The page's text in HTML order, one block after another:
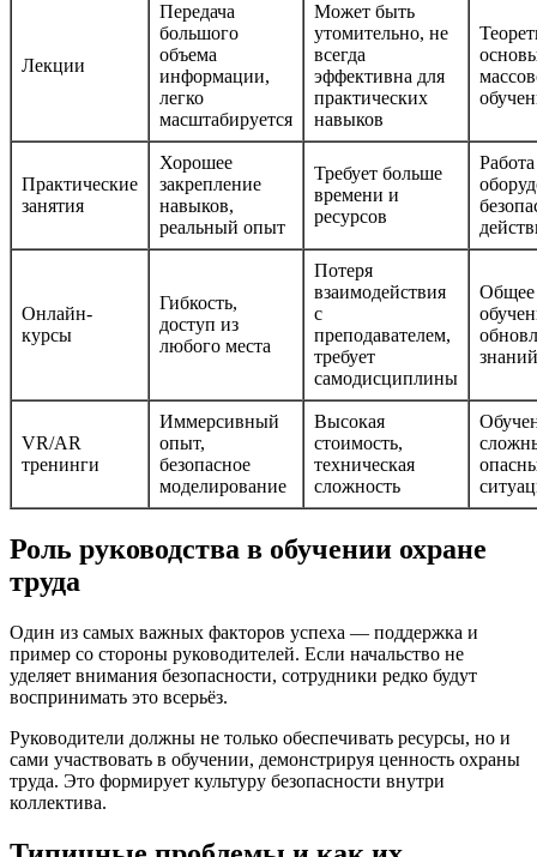
Лекции
Передача
большого
объема
информации,
легко
масштабируется
Может быть
утомительно, не
всегда
эффективна для
практических
навыков
Практические
занятия
Хорошее
закрепление
навыков,
реальный опыт
Требует больше
времени и
ресурсов
Онлайн-
курсы
Гибкость,
доступ из
любого места
Потеря
взаимодействия
с
преподавателем,
требует
самодисциплины
Общее
знаний
VR/AR
тренинги
Иммерсивный
опыт,
безопасное
моделирование
Высокая
стоимость,
техническая
сложность
Роль руководства в обучении охране
труда
Один из самых важных факторов успеха — поддержка и
пример со стороны руководителей. Если начальство не
уделяет внимания безопасности, сотрудники редко будут
воспринимать это всерьёз.
Руководители должны не только обеспечивать ресурсы, но и
сами участвовать в обучении, демонстрируя ценность охраны
труда. Это формирует культуру безопасности внутри
коллектива.